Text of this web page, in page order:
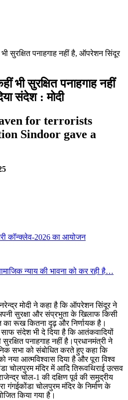
सुरक्षित पनाहगाह नहीं है, ऑपरेशन सिंदूर
भी सुरक्षित पनाहगाह नहीं
संदेश : मोदी
for terrorists
Sindoor gave a
कॉन्क्लेव-2026 का आयोजन
न्याय की भावना को कर रही है…
मोदी ने कहा है कि ऑपरेशन सिंदूर ने
सुरक्षा और संप्रभुता के खिलाफ किसी
रूख कितना दृढ़ और निर्णायक है।
संदेश भी दे दिया है कि आतंकवादियों
पनाहगाह नहीं है।प्रधानमंत्री ने
सभा को संबोधित करते हुए कहा कि
आत्मविश्वास दिया है और पूरा विश्व
चोलपुरम मंदिर में आदि तिरूवथिराई उत्सव
चोल-1 की दक्षिण पूर्व की समुद्रीय
गंगईकोंडा चोलपुरम मंदिर के निर्माण के
किया गया है।